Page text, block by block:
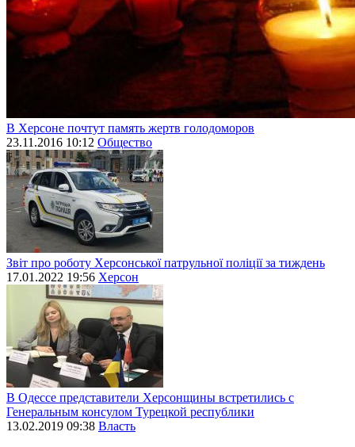
В Херсоне почтут память жертв голодоморов
23.11.2016 10:12 Общество
Звіт про роботу Херсонської патрульної поліції за тиждень
17.01.2022 19:56 Херсон
В Одессе представители Херсонщины встретились с
Генеральным консулом Турецкой республики
13.02.2019 09:38 Власть